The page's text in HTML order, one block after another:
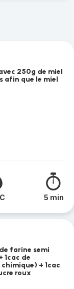
250g de miel
afin que le miel
5 min
farine semi
1cac de
+ 1cac
roux